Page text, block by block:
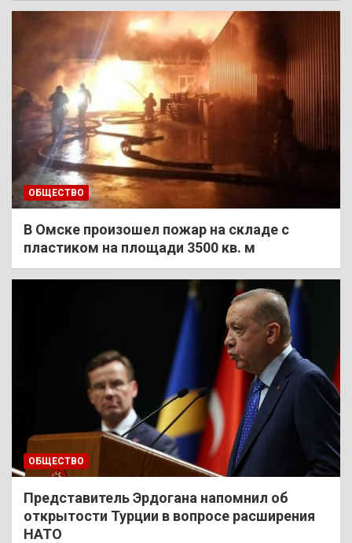
ОБЩЕСТВО
В Омске произошел пожар на складе с
пластиком на площади 3500 кв. м
ОБЩЕСТВО
Представитель Эрдогана напомнил об
открытости Турции в вопросе расширения
НАТО